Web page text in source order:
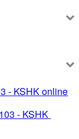
- KSHK online
- KSHK